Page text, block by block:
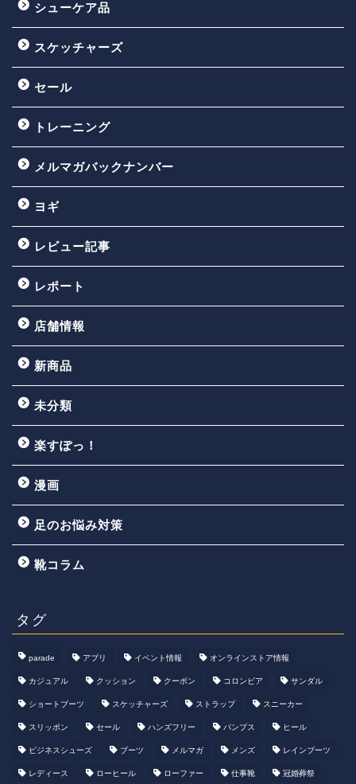
シューケア品
スケッチャーズ
セール
トレーニング
メルマガバックナンバー
ヨギ
レビュー記事
レポート
店舗情報
新商品
未分類
楽すぽっ！
漫画
足のお悩み対策
靴コラム
タグ
parade アプリ イベント情報 オンラインストア情報
カジュアル クッション クーポン コロンビア サンダル
ショートブーツ スケッチャーズ ストラップ スニーカー
スリッポン セール ハンズフリー パンプス ヒール
ビジネスシューズ ブーツ メルマガ メンズ レインブーツ
レディース ローヒール ローファー 仕事靴 冠婚葬祭